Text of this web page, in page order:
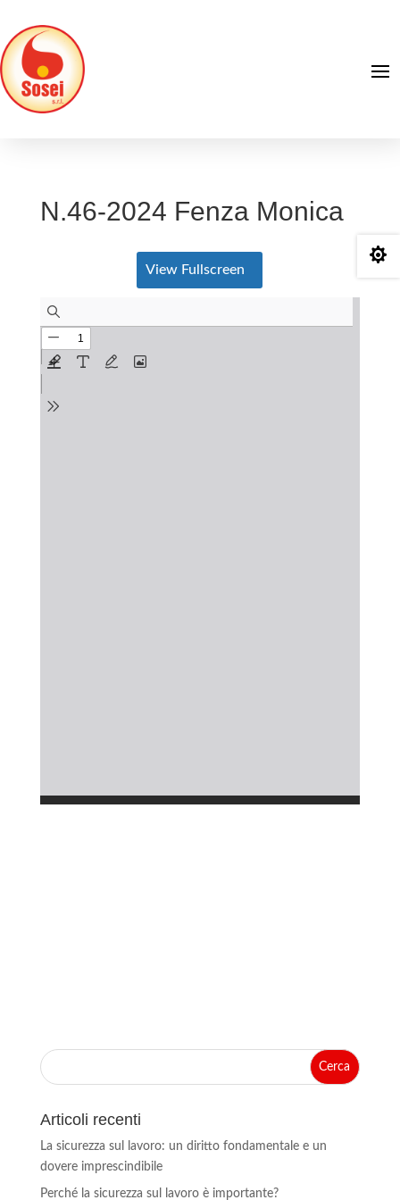
N.46-2024 Fenza Monica
View Fullscreen
Articoli recenti
La sicurezza sul lavoro: un diritto fondamentale e un
dovere imprescindibile
Perché la sicurezza sul lavoro è importante?
